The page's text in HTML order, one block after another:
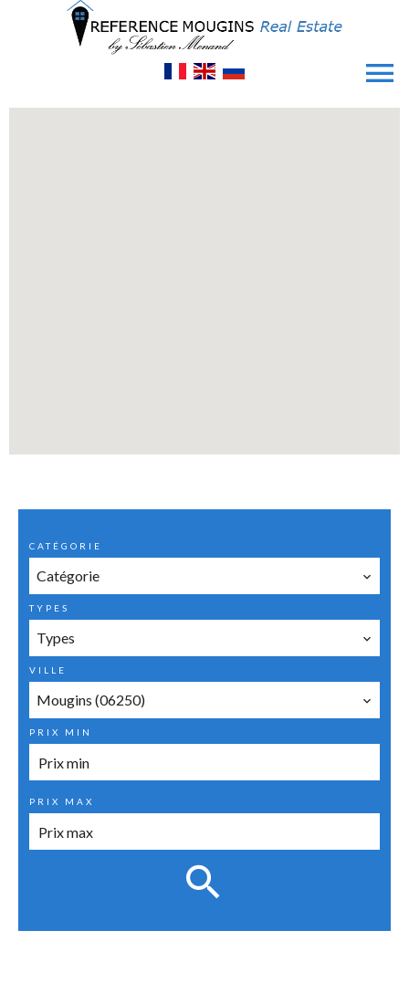
CATÉGORIE
Catégorie
TYPES
Types
VILLE
Mougins (06250)
PRIX MIN
PRIX MAX